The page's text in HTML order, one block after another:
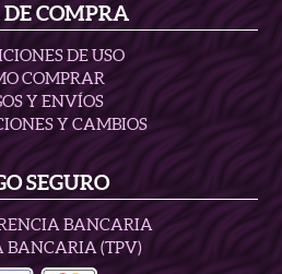
COMPRA
DE USO
COMPRAR
Y ENVÍOS
Y CAMBIOS
SEGURO
BANCARIA
BANCARIA (TPV)